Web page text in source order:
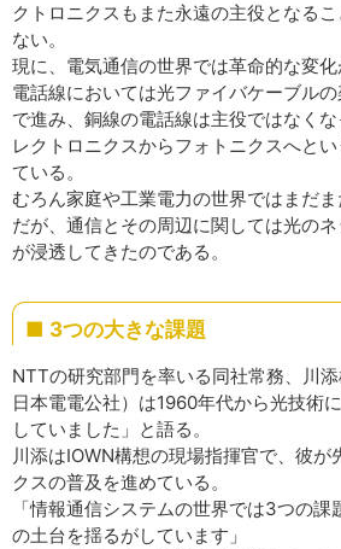
クトロニクスもまた永遠の主役となる
ない。
現に、電気通信の世界では革命的な変
電話線においては光ファイバケーブル
で進み、銅線の電話線は主役ではなく
レクトロニクスからフォトニクスへと
ている。
むろん家庭や工業電力の世界ではまだま
だが、通信とその周辺に関しては光の
が浸透してきたのである。
■ 3つの大きな課題
NTTの研究部門を率いる同社常務、川
日本電電公社）は1960年代から光技術
していました」と語る。
川添はIOWN構想の現場指揮官で、彼が
クスの普及を進めている。
「情報通信システムの世界では3つの課
の土台を揺るがしています」